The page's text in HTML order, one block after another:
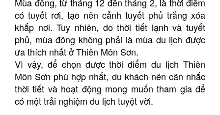
có tuyết rơi, tạo nên cảnh tuyết phủ trắng xóa
khắp nơi. Tuy nhiên, do thời tiết lạnh và tuyết
phủ, mùa đông không phải là mùa du lịch được
ưa thích nhất ở Thiên Môn Sơn.
Vì vậy, để chọn được thời điểm du lịch Thiên
Môn Sơn phù hợp nhất, du khách nên cân nhắc
thời tiết và hoạt động mong muốn tham gia để
có một trải nghiệm du lịch tuyệt vời.